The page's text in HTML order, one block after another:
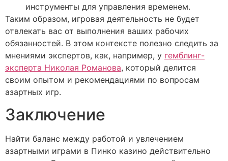
инструменты для управления временем.
Таким образом, игровая деятельность не будет
отвлекать вас от выполнения ваших рабочих
обязанностей. В этом контексте полезно следить за
мнениями экспертов, как, например, у гемблинг-
эксперта Николая Романова, который делится
своим опытом и рекомендациями по вопросам
азартных игр.
Заключение
Найти баланс между работой и увлечением
азартными играми в Пинко казино действительно